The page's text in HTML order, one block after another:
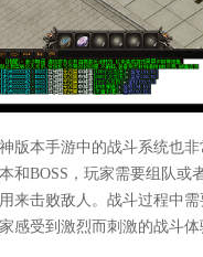
版本手游中的战斗系统也非
和BOSS，玩家需要组队或
来击败敌人。战斗过程中需
感受到激烈而刺激的战斗体